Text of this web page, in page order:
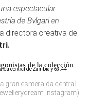
espectacular
de Bvlgari en
directora creativa de
de la colección
gran esmeralda central
Instagram)